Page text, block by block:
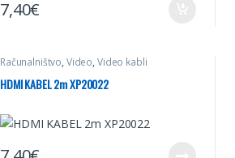
7,40€
Računalništvo, Video, Video kabli
HDMI KABEL 2m XP20022